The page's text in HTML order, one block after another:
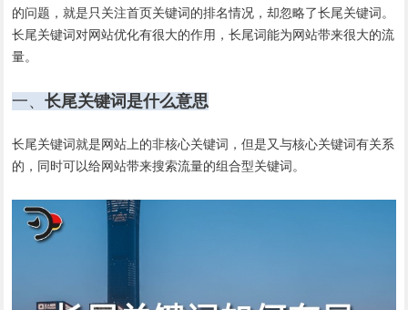
的问题，就是只关注首页关键词的排名情况，却忽略了长尾关键词。
长尾关键词对网站优化有很大的作用，长尾词能为网站带来很大的流
量。
一、长尾关键词是什么意思
长尾关键词就是网站上的非核心关键词，但是又与核心关键词有关系
的，同时可以给网站带来搜索流量的组合型关键词。